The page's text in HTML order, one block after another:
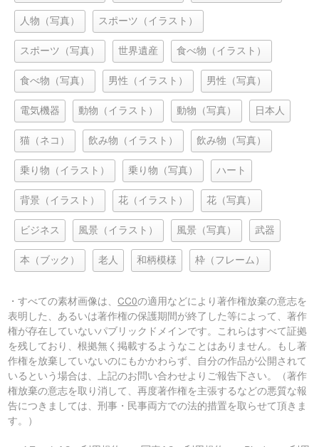
人物（写真） スポーツ（イラスト）
スポーツ（写真） 世界遺産 食べ物（イラスト）
食べ物（写真） 男性（イラスト） 男性（写真）
電気機器 動物（イラスト） 動物（写真） 日本人
猫（ネコ） 飲み物（イラスト） 飲み物（写真）
乗り物（イラスト） 乗り物（写真） ハート
背景（イラスト） 花（イラスト） 花（写真）
ビジネス 風景（イラスト） 風景（写真） 武器
本（ブック） 老人 和柄模様 枠（フレーム）
・すべての素材画像は、CC0の適用などにより著作権放棄の意志を
表明した、あるいは著作権の保護期間が終了した等によって、著作
権が存在していないパブリックドメインです。これらはすべて証拠
を残しており、根拠無く掲載するようなことはありません。もし著
作権を放棄していないのにもかかわらず、自分の作品が公開されて
いるという場合は、上記のお問い合わせよりご報告下さい。（著作
権放棄の意志を取り消して、再度著作権を主張するなどの悪質な報
告につきましては、刑事・民事両方での法的措置を取らせて頂きま
す。）